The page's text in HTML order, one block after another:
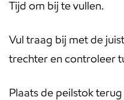
Tijd om bij te vullen.
Vul traag bij met de
trechter en controleer
Plaats de peilstok